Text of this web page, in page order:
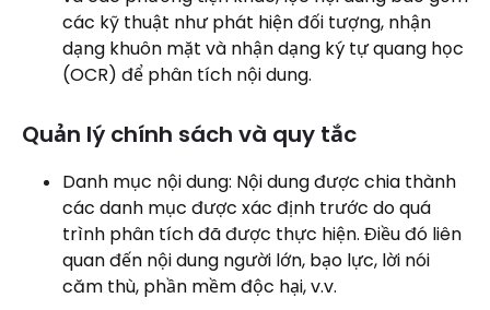
các kỹ thuật như phát hiện đối tượng, nhận
dạng khuôn mặt và nhận dạng ký tự quang học
(OCR) để phân tích nội dung.
Quản lý chính sách và quy tắc
Danh mục nội dung: Nội dung được chia thành
các danh mục được xác định trước do quá
trình phân tích đã được thực hiện. Điều đó liên
quan đến nội dung người lớn, bạo lực, lời nói
căm thù, phần mềm độc hại, v.v.